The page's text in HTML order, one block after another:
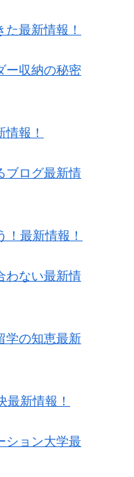
最新情報！
ー収納の秘密
報！
ブログ最新情
！最新情報！
わない最新情
学の知恵最新
最新情報！
ション大学最